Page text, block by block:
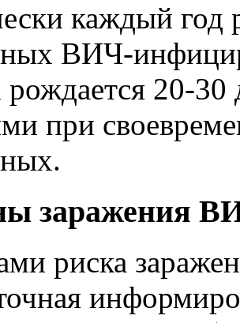
каждый год
ВИЧ-
20-30
при
заражения
риска